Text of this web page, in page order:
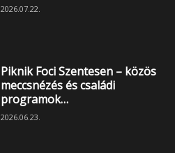
2026.07.22.
Piknik Foci Szentesen – közös
meccsnézés és családi
programok…
2026.06.23.